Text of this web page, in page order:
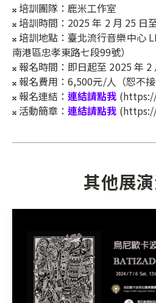
𝄪 培訓團隊：鹿米⼯作室
𝄪 培訓時間：2025 年 2 月 25 日
𝄪 培訓地點：臺北流行音樂中心
南港區忠孝東路七段99號）
𝄪 報名時間：即日起至 2025 年 2
𝄪 報名費用：6,500元/人（恕不接
𝄪 報名連結：連結請點我
𝄪 活動簡章：連結請點我
其他展